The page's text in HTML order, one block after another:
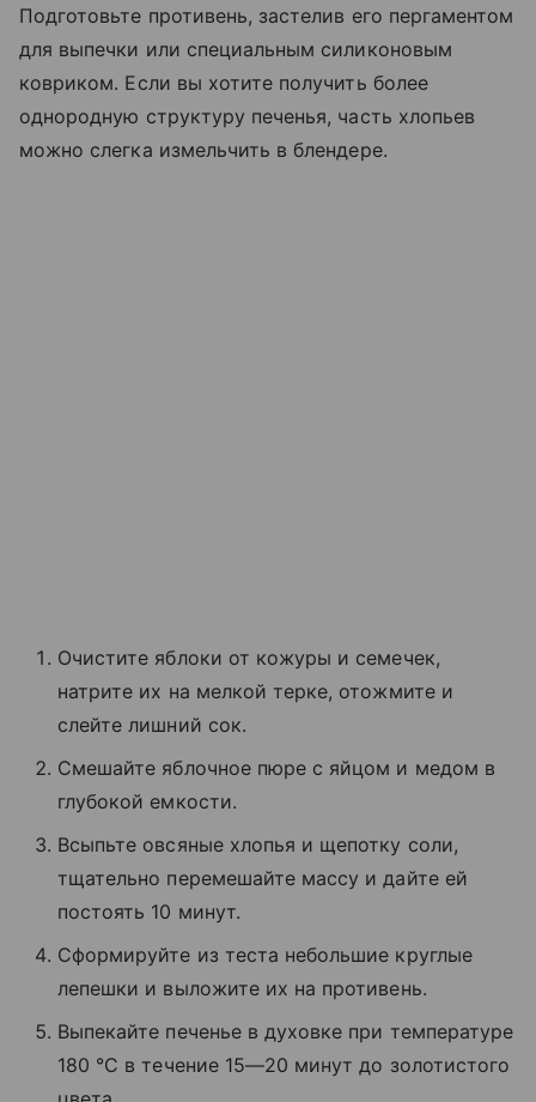
Подготовьте противень, застелив его пергаментом
для выпечки или специальным силиконовым
ковриком. Если вы хотите получить более
однородную структуру печенья, часть хлопьев
можно слегка измельчить в блендере.
Очистите яблоки от кожуры и семечек,
натрите их на мелкой терке, отожмите и
слейте лишний сок.
Смешайте яблочное пюре с яйцом и медом в
глубокой емкости.
Всыпьте овсяные хлопья и щепотку соли,
тщательно перемешайте массу и дайте ей
постоять 10 минут.
Сформируйте из теста небольшие круглые
лепешки и выложите их на противень.
Выпекайте печенье в духовке при температуре
180 °C в течение 15—20 минут до золотистого